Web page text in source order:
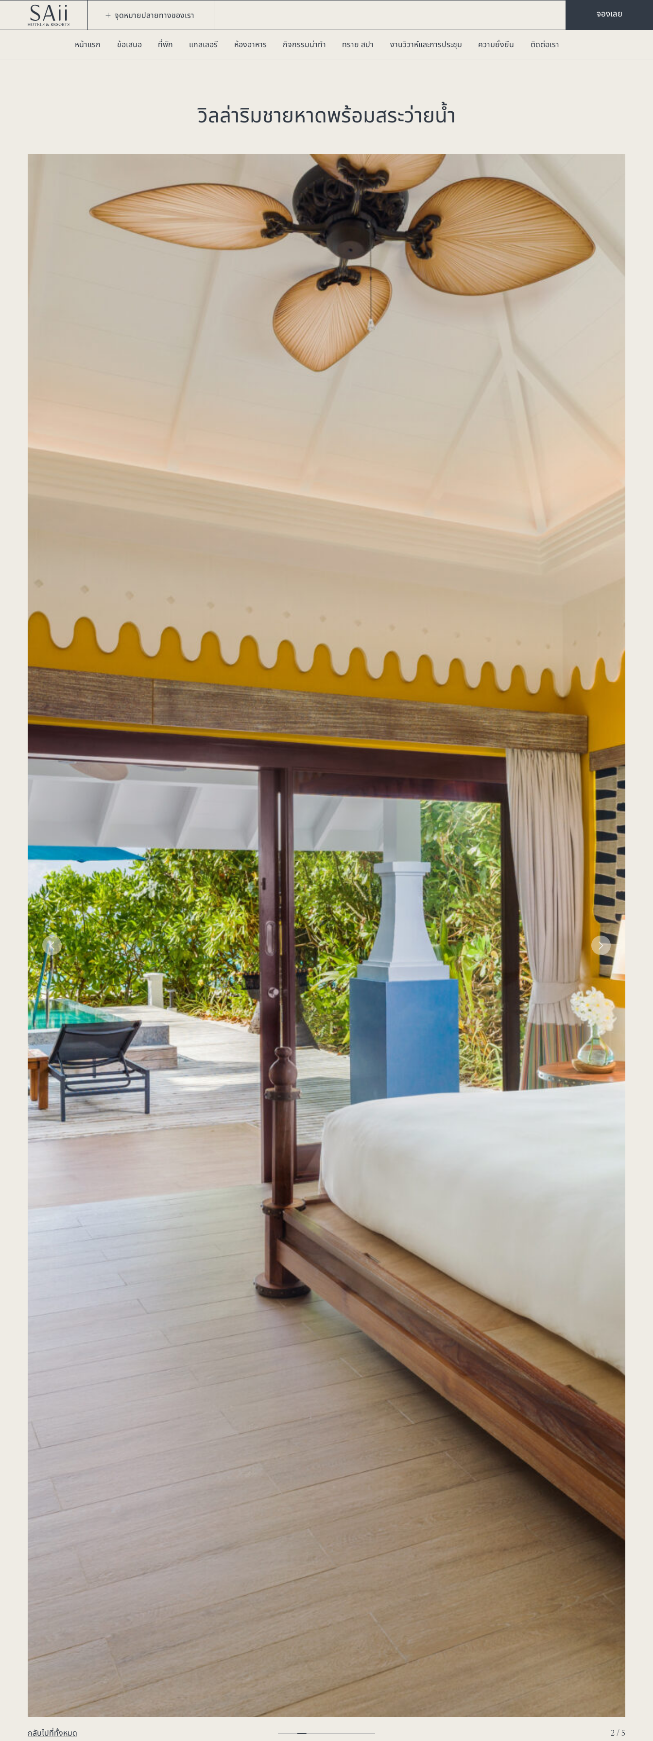
จุดหมายปลายทางของเรา จองเลย
หน้าแรก ข้อเสนอ ที่พัก แกลเลอรี ห้องอาหาร กิจกรรมน่าทำ ทราย สปา งานวิวาห์และการประชุม ความยั่งยืน ติดต่อเรา
วิลล่าริมชายหาดพร้อมสระว่ายน้ำ
กลับไปที่ทั้งหมด 3 / 5